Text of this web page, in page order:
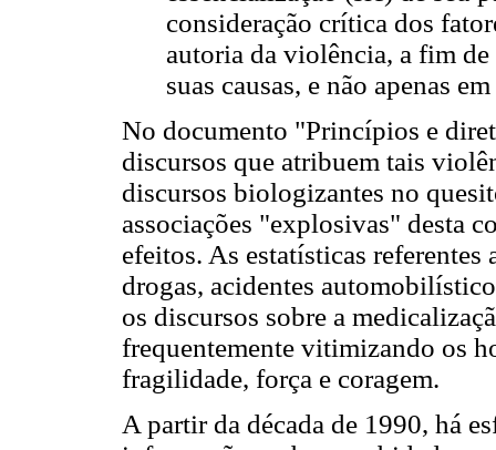
consideração crítica dos
autoria da violência, a fim
suas causas, e não apenas
No documento "Princípios e
discursos que atribuem tais
discursos biologizantes no
associações "explosivas" desta
efeitos. As estatísticas
drogas, acidentes
os discursos sobre a
frequentemente vitimizando os
fragilidade, força e coragem.
A partir da década de 1990, há